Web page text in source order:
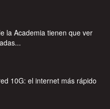
la Academia tienen que ver
10G: el internet más rápido